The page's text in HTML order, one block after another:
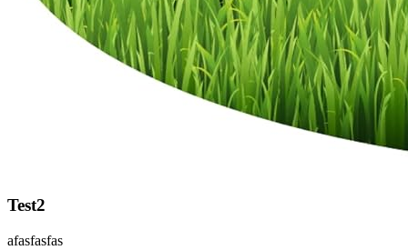
Test2
afasfasfas